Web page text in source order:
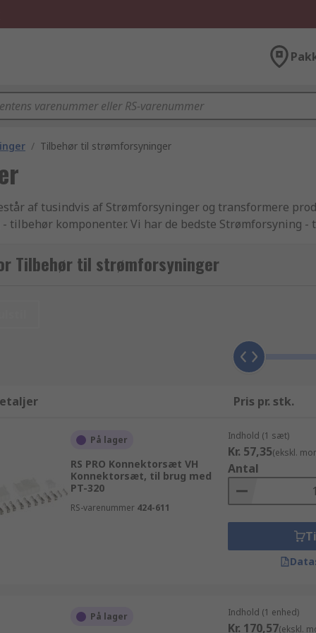
/ Tilbehør til strømforsyninger
af tusindvis af Strømforsyninger og transformere
tilbehør komponenter. Vi har de bedste Strømforsyning
og kundeservice som RS er kendt for. RS tilbyder
produktsortiment, sideløbende med de mange
komponenter, kan du bare browse igennem
er hurtig og nem at anvende. Sorter din søgning
vil blive præsenteret alt efter mærke,
partier eller en enkelt artikel kan du gøre brug af
en Strømforsyning - tilbehør eller andre
om vores fleksible priser. Alle vores kunder kan
i sjælen, når du ved at dine produkter kommer fra en
Tilbehør til strømforsyninger
Pris pr. stk.
På lager
RS PRO Konnektorsæt VH
Konnektorsæt, til brug med
PT-320
RS-varenummer 424-611
Indhold (1 sæt)
Kr. 57,35(ekskl.
Antal
På lager Indhold (1 enhed)
Kr. 170,57(ekskl.